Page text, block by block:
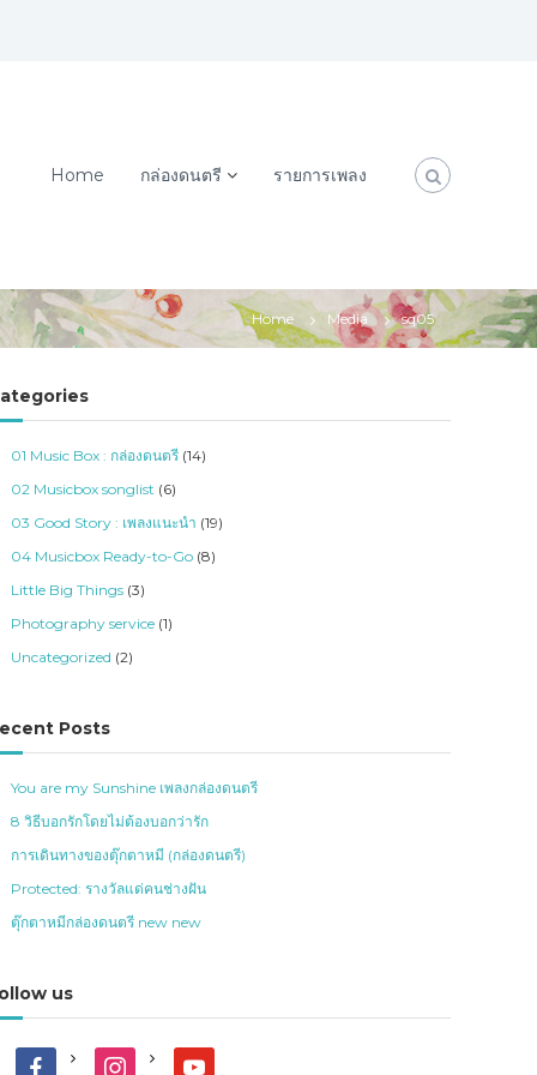
Home กล่องดนตรี รายการเพลง
Home Media sq05
01 Music Box : กล่องดนตรี (14)
02 Musicbox songlist (6)
03 Good Story : เพลงแนะนำ (19)
04 Musicbox Ready-to-Go (8)
Little Big Things (3)
Photography service (1)
Uncategorized (2)
Posts
You are my Sunshine เพลงกล่องดนตรี
8 วิธีบอกรักโดยไม่ต้องบอกว่ารัก
การเดินทางของตุ๊กตาหมี (กล่องดนตรี)
Protected: รางวัลแด่คนช่างฝัน
ตุ๊กตาหมีกล่องดนตรี new new
us